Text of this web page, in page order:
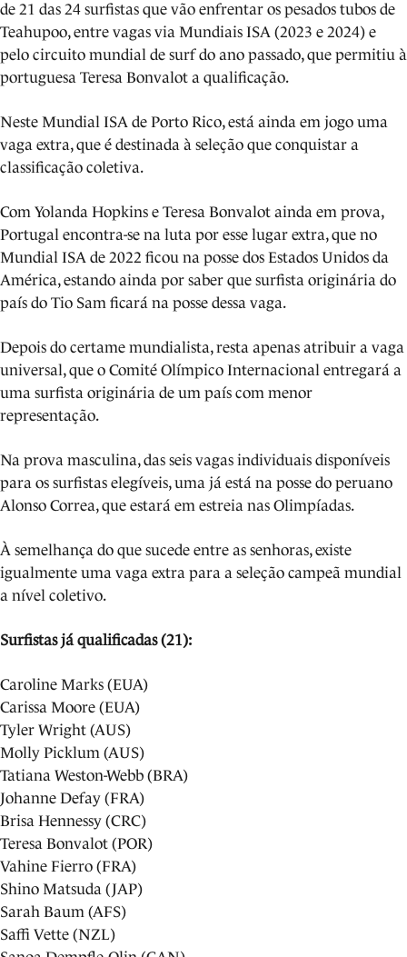
de 21 das 24 surfistas que vão enfrentar os pesados tubos de
Teahupoo, entre vagas via Mundiais ISA (2023 e 2024) e
pelo circuito mundial de surf do ano passado, que permitiu à
portuguesa Teresa Bonvalot a qualificação.
Neste Mundial ISA de Porto Rico, está ainda em jogo uma
vaga extra, que é destinada à seleção que conquistar a
classificação coletiva.
Com Yolanda Hopkins e Teresa Bonvalot ainda em prova,
Portugal encontra-se na luta por esse lugar extra, que no
Mundial ISA de 2022 ficou na posse dos Estados Unidos da
América, estando ainda por saber que surfista originária do
país do Tio Sam ficará na posse dessa vaga.
Depois do certame mundialista, resta apenas atribuir a vaga
universal, que o Comité Olímpico Internacional entregará a
uma surfista originária de um país com menor
representação.
Na prova masculina, das seis vagas individuais disponíveis
para os surfistas elegíveis, uma já está na posse do peruano
Alonso Correa, que estará em estreia nas Olimpíadas.
À semelhança do que sucede entre as senhoras, existe
igualmente uma vaga extra para a seleção campeã mundial
a nível coletivo.
Surfistas já qualificadas (21):
Caroline Marks (EUA)
Carissa Moore (EUA)
Tyler Wright (AUS)
Molly Picklum (AUS)
Tatiana Weston-Webb (BRA)
Johanne Defay (FRA)
Brisa Hennessy (CRC)
Teresa Bonvalot (POR)
Vahine Fierro (FRA)
Shino Matsuda (JAP)
Sarah Baum (AFS)
Saffi Vette (NZL)